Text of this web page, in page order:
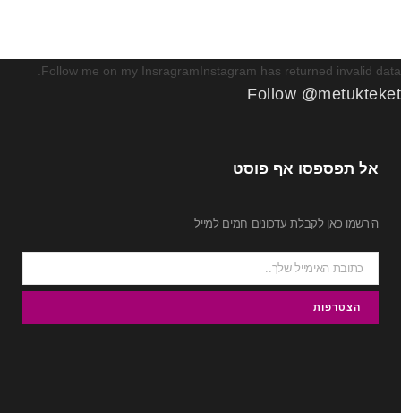
Follow me on my InsragramInstagram has returned invalid data.
Follow @metukteket
אל תפספסו אף פוסט
הירשמו כאן לקבלת עדכונים חמים למייל